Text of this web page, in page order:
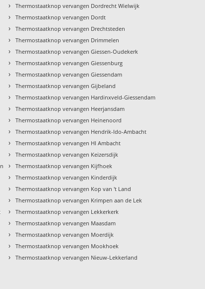
› Thermostaatknop vervangen Dordrecht Wielwijk
› Thermostaatknop vervangen Dordt
› Thermostaatknop vervangen Drechtsteden
› Thermostaatknop vervangen Drimmelen
› Thermostaatknop vervangen Giessen-Oudekerk
› Thermostaatknop vervangen Giessenburg
› Thermostaatknop vervangen Giessendam
› Thermostaatknop vervangen Gijbeland
› Thermostaatknop vervangen Hardinxveld-Giessendam
› Thermostaatknop vervangen Heerjansdam
› Thermostaatknop vervangen Heinenoord
› Thermostaatknop vervangen Hendrik-Ido-Ambacht
› Thermostaatknop vervangen HI Ambacht
› Thermostaatknop vervangen Keizersdijk
› Thermostaatknop vervangen Kijfhoek
› Thermostaatknop vervangen Kinderdijk
› Thermostaatknop vervangen Kop van 't Land
› Thermostaatknop vervangen Krimpen aan de Lek
› Thermostaatknop vervangen Lekkerkerk
› Thermostaatknop vervangen Maasdam
› Thermostaatknop vervangen Moerdijk
› Thermostaatknop vervangen Mookhoek
› Thermostaatknop vervangen Nieuw-Lekkerland